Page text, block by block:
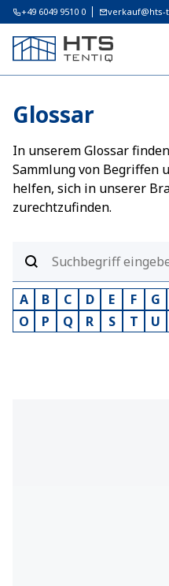
+49 6049 9510 0 verkauf@hts-
Glossar
In unserem Glossar
Sammlung von Begriffen
helfen, sich in unserer
zurechtzufinden.
A B C D E F G
O
P Q R S T U